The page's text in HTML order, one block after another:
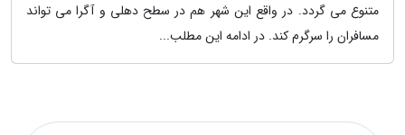
متنوع می گردد. در واقع این شهر هم در سطح دهلی و آگرا می تواند
مسافران را سرگرم کند. در ادامه این مطلب...